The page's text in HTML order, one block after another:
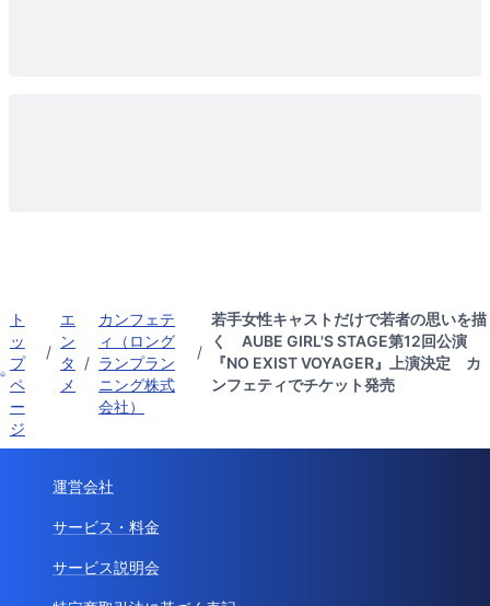
ト
ッ
プ
ペ
ー
ジ
/
エ
ン
タ
メ
/
カンフェテ
ィ（ロング
ランプラン
ニング株式
会社）
/
若手女性キャストだけで若者の思いを描
く AUBE GIRL'S STAGE第12回公演
『NO EXIST VOYAGER』上演決定 カ
ンフェティでチケット発売
運営会社
サービス・料金
サービス説明会